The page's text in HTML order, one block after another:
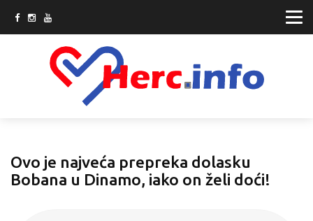
Ovo je najveća prepreka dolasku
Bobana u Dinamo, iako on želi doći!